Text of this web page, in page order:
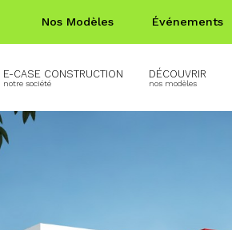
Nos Modèles Événements
E-CASE CONSTRUCTION
notre société
DÉCOUVRIR
nos modèles